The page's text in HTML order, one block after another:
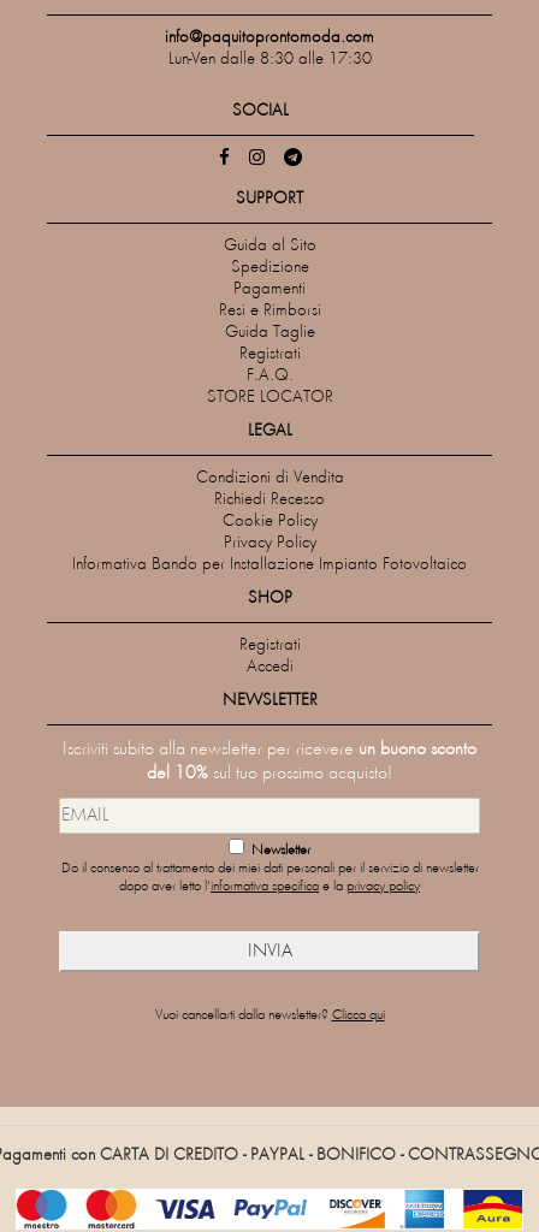
info@paquitoprontomoda.com
Lun-Ven dalle 8:30 alle 17:30
SOCIAL
SUPPORT
Guida al Sito
Spedizione
Pagamenti
Resi e Rimborsi
Guida Taglie
Registrati
F.A.Q.
STORE LOCATOR
LEGAL
Condizioni di Vendita
Richiedi Recesso
Cookie Policy
Privacy Policy
Informativa Bando per Installazione Impianto Fotovoltaico
SHOP
Registrati
Accedi
NEWSLETTER
Iscriviti subito alla newsletter per ricevere un buono sconto
del 10% sul tuo prossimo acquisto!
Newsletter
Do il consenso al trattamento dei miei dati personali per il servizio di newsletter
dopo aver letto l'informativa specifica e la privacy policy
Vuoi cancellarti dalla newsletter? Clicca qui
con CARTA DI CREDITO - PAYPAL - BONIFICO -